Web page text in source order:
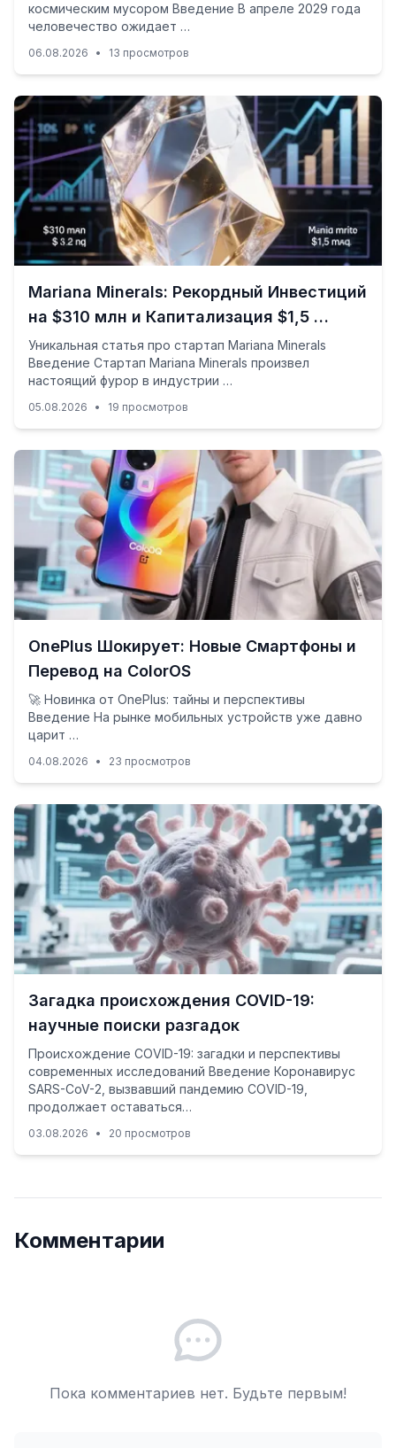
космическим мусором Введение В апреле 2029 года
человечество ожидает …
06.08.2026 • 13 просмотров
Mariana Minerals: Рекордный Инвестиций
на $310 млн и Капитализация $1,5 …
Уникальная статья про стартап Mariana Minerals
Введение Стартап Mariana Minerals произвел
настоящий фурор в индустрии …
05.08.2026 • 19 просмотров
OnePlus Шокирует: Новые Смартфоны и
Перевод на ColorOS
🚀 Новинка от OnePlus: тайны и перспективы
Введение На рынке мобильных устройств уже давно
царит …
04.08.2026 • 23 просмотров
Загадка происхождения COVID-19:
научные поиски разгадок
Происхождение COVID-19: загадки и перспективы
современных исследований Введение Коронавирус
SARS-CoV-2, вызвавший пандемию COVID-19,
продолжает оставаться…
03.08.2026 • 20 просмотров
Комментарии
Пока комментариев нет. Будьте первым!